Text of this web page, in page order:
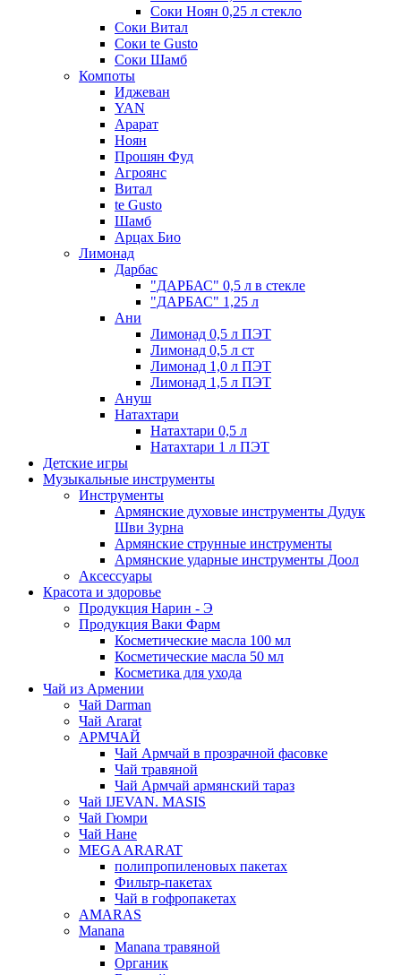
Соки Ноян 0,25 л стекло
Соки Витал
Соки te Gusto
Соки Шамб
Компоты
Иджеван
YAN
Арарат
Ноян
Прошян Фуд
Агроянс
Витал
te Gusto
Шамб
Арцах Био
Лимонад
Дарбас
"ДАРБАС" 0,5 л в стекле
"ДАРБАС" 1,25 л
Ани
Лимонад 0,5 л ПЭТ
Лимонад 0,5 л ст
Лимонад 1,0 л ПЭТ
Лимонад 1,5 л ПЭТ
Ануш
Натахтари
Натахтари 0,5 л
Натахтари 1 л ПЭТ
Детские игры
Музыкальные инструменты
Инструменты
Армянские духовые инструменты Дудук
Шви Зурна
Армянские струнные инструменты
Армянские ударные инструменты Доол
Аксессуары
Красота и здоровье
Продукция Нарин - Э
Продукция Ваки Фарм
Косметические масла 100 мл
Косметические масла 50 мл
Косметика для ухода
Чай из Армении
Чай Darman
Чай Ararat
АРМЧАЙ
Чай Армчай в прозрачной фасовке
Чай травяной
Чай Армчай армянский тараз
Чай IJEVAN. MASIS
Чай Гюмри
Чай Нане
MEGA ARARAT
полипропиленовых пакетах
Фильтр-пакетах
Чай в гофропакетах
AMARAS
Manana
Manana травяной
Органик